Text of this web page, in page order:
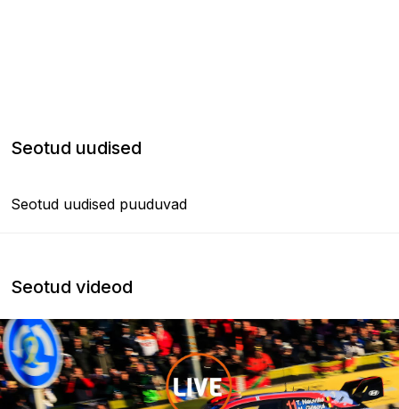
Seotud uudised
Seotud uudised puuduvad
Seotud videod